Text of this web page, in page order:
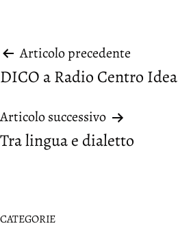
Navigazione
articoli
Articolo precedente
DICO a Radio Centro Idea
Articolo successivo
Tra lingua e dialetto
CATEGORIE